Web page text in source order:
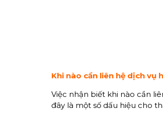
Khi nào cần liên hệ dịch vụ
Việc nhận biết khi nào cần
đây là một số dấu hiệu cho